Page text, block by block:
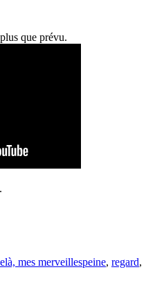
que prévu.
mes merveillespeine, regard,